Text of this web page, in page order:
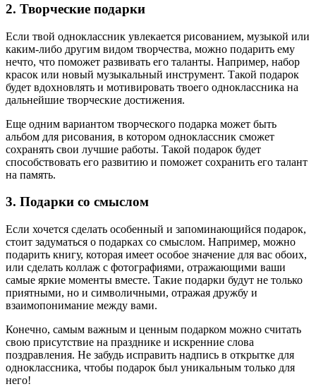
2. Творческие подарки
Если твой одноклассник увлекается рисованием, музыкой или
каким-либо другим видом творчества, можно подарить ему
нечто, что поможет развивать его таланты. Например, набор
красок или новый музыкальный инструмент. Такой подарок
будет вдохновлять и мотивировать твоего одноклассника на
дальнейшие творческие достижения.
Еще одним вариантом творческого подарка может быть
альбом для рисования, в котором одноклассник сможет
сохранять свои лучшие работы. Такой подарок будет
способствовать его развитию и поможет сохранить его талант
на память.
3. Подарки со смыслом
Если хочется сделать особенный и запоминающийся подарок,
стоит задуматься о подарках со смыслом. Например, можно
подарить книгу, которая имеет особое значение для вас обоих,
или сделать коллаж с фотографиями, отражающими ваши
самые яркие моменты вместе. Такие подарки будут не только
приятными, но и символичными, отражая дружбу и
взаимопонимание между вами.
Конечно, самым важным и ценным подарком можно считать
свою присутствие на празднике и искренние слова
поздравления. Не забудь исправить надпись в открытке для
одноклассника, чтобы подарок был уникальным только для
него!